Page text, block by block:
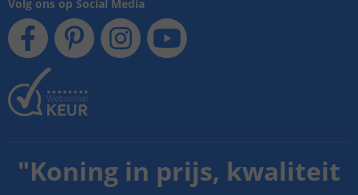
Volg ons op Social Media
"Koning in prijs, kwaliteit